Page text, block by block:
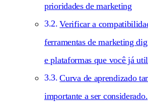
prioridades de marketing
Verificar a
ferramentas de marketing
e plataformas que você já
Curva de aprendizado
importante a ser considerado.